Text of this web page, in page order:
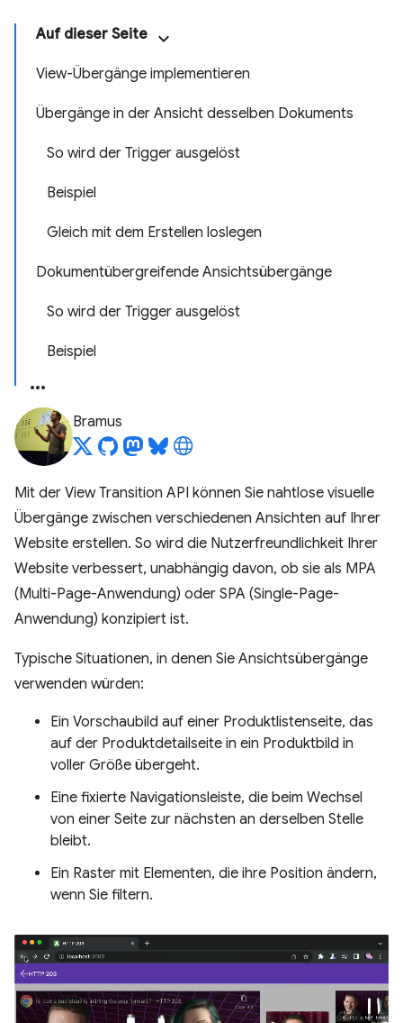
Auf dieser Seite
View-Übergänge implementieren
Übergänge in der Ansicht desselben Dokuments
So wird der Trigger ausgelöst
Beispiel
Gleich mit dem Erstellen loslegen
Dokumentübergreifende Ansichtsübergänge
So wird der Trigger ausgelöst
Beispiel
Bramus
Mit der View Transition API können Sie nahtlose visuelle
Übergänge zwischen verschiedenen Ansichten auf Ihrer
Website erstellen. So wird die Nutzerfreundlichkeit Ihrer
Website verbessert, unabhängig davon, ob sie als MPA
(Multi-Page-Anwendung) oder SPA (Single-Page-
Anwendung) konzipiert ist.
Typische Situationen, in denen Sie Ansichtsübergänge
verwenden würden:
Ein Vorschaubild auf einer Produktlistenseite, das
auf der Produktdetailseite in ein Produktbild in
voller Größe übergeht.
Eine fixierte Navigationsleiste, die beim Wechsel
von einer Seite zur nächsten an derselben Stelle
bleibt.
Ein Raster mit Elementen, die ihre Position ändern,
wenn Sie filtern.